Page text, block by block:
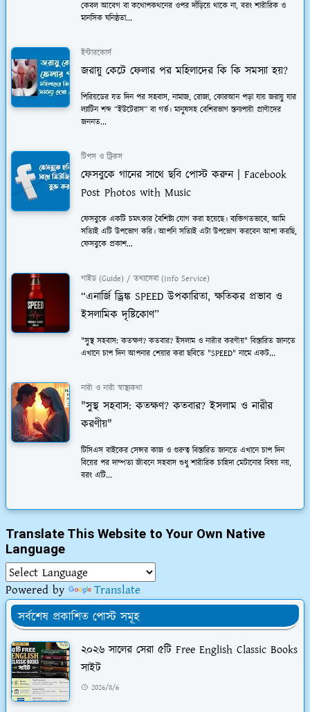
কেবল আবেগ বা কথোপকথনের ওপর দাঁড়িয়ে থাকে না, বরং শারীরিক ও
মানসিক ঘনিষ্ঠতা...
ইন্টারকোর্স
জরায়ু কেটে ফেলার পর মহিলাদের কি কি সমস্যা হয়?
পিরিয়ডের যত দিন পর সহবাস, নামাজ, রোজা, কোরআন পড়া যায় জরায়ু যার
ল্যাটিন শব্দ “ইউটেরাস” বা গর্ভ। মানুষসহ বেশিরভাগ স্তন্যপায়ী প্রাণীদের
জননত...
টিপস ও ট্রিকস
ফেসবুকে গানের সাথে ছবি পোস্ট করুন | Facebook
Post Photos with Music
ফেসবুকে একটি চমত্কার বৈশিষ্ট্য যোগ করা হয়েছে। ব্যক্তিগতভাবে, আমি
সত্যিই এটি উপভোগ করি। আপনি সত্যিই এটা উপভোগ করবেন আশা করছি,
ফেসবুকে প্রকাশ...
গাইড (Guide) / তথ্যসেবা (Info Service)
“এনার্জি ড্রিঙ্ক SPEED উপকারিতা, ক্ষতিকর প্রভাব ও
ইসলামিক দৃষ্টিকোণ”
"সুস্থ সহবাস: কতক্ষণ? কতবার? ইসলাম ও নারীর করণীয়" বিস্তারিত জানতে
এখানে চাপ দিন আপনার শেয়ার করা ছবিতে "SPEED" নামে একট...
নারী ও নারী স্বাস্থ্যকথা
"সুস্থ সহবাস: কতক্ষণ? কতবার? ইসলাম ও নারীর
করণীয়"
টিসিএস বাইকের সেন্সর কাজ ও গুরুত্ব বিস্তারিত জানতে এখানে চাপ দিন
বিয়ের পর দাম্পত্য জীবনে সহবাস শুধু শারীরিক চাহিদা মেটানোর বিষয় নয়,
বরং এটি...
Translate This Website to Your Own Native
Language
Powered by
Translate
সর্বশেষ প্রকাশিত পোস্ট সমূহ
২০২৬ সালের সেরা ৫টি Free English Classic Books
সাইট
2026/8/6